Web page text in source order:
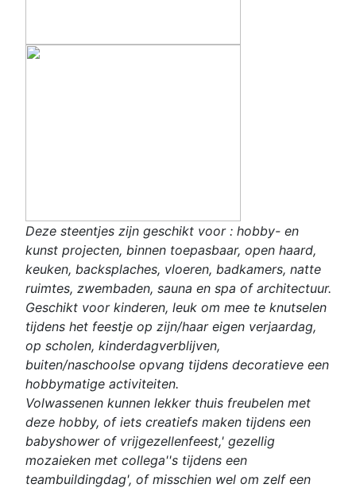
Deze steentjes zijn geschikt voor : hobby- en
kunst projecten, binnen toepasbaar, open haard,
keuken, backsplaches, vloeren, badkamers, natte
ruimtes, zwembaden, sauna en spa of architectuur.
Geschikt voor kinderen, leuk om mee te knutselen
tijdens het feestje op zijn/haar eigen verjaardag,
op scholen, kinderdagverblijven,
buiten/naschoolse opvang tijdens decoratieve een
hobbymatige activiteiten.
Volwassenen kunnen lekker thuis freubelen met
deze hobby, of iets creatiefs maken tijdens een
babyshower of vrijgezellenfeest,' gezellig
mozaieken met collega''s tijdens een
teambuildingdag', of misschien wel om zelf een